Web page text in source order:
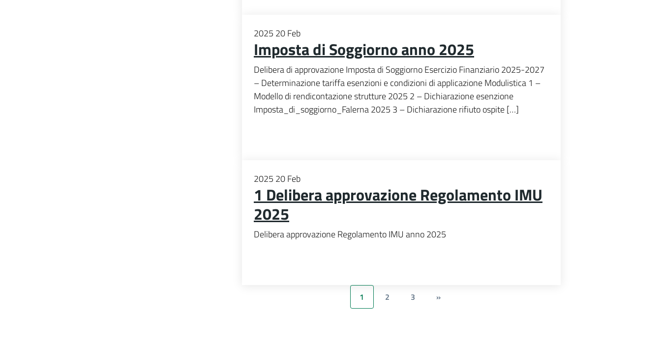
2025 20Feb
Imposta di Soggiorno anno 2025
Delibera di approvazione Imposta di Soggiorno Esercizio Finanziario 2025-2027
– Determinazione tariffa esenzioni e condizioni di applicazione Modulistica 1 –
Modello di rendicontazione strutture 2025 2 – Dichiarazione esenzione
Imposta_di_soggiorno_Falerna 2025 3 – Dichiarazione rifiuto ospite […]
2025 20Feb
1 Delibera approvazione Regolamento IMU
2025
Delibera approvazione Regolamento IMU anno 2025
1 2 3 »